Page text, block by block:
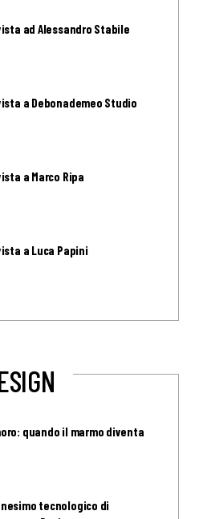
ad Alessandro Stabile
a Debonademeo Studio
a Marco Ripa
a Luca Papini
quando il marmo diventa
tecnologico di